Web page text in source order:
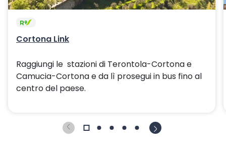
Cortona Link
Raggiungi le stazioni di Terontola-Cortona e
Camucia-Cortona e da lì prosegui in bus fino al
centro del paese.